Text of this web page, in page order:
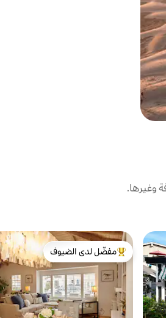
وغيرها.
من أبرز البيوت المفضّلة لدى الضيوف
مفضّل لدى الضيوف